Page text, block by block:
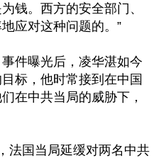
钱。西方的安全部门、
应对这种问题的。”
件曝光后，凌华湛如今
标，他时常接到在中国
在中共当局的威胁下，
法国当局延缓对两名中共